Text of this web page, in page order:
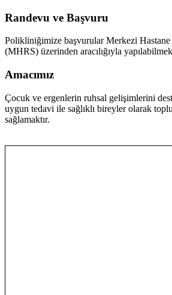
Randevu ve Başvuru
Polikliniğimize başvurular Merkezi Hastane
(MHRS) üzerinden aracılığıyla
Amacımız
Çocuk ve ergenlerin ruhsal gelişimlerini
uygun tedavi ile sağlıklı bireyler olarak
sağlamaktır.